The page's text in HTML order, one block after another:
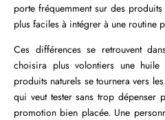
porte fréquemment sur des
plus faciles à intégrer à une routine
Ces différences se retrouvent
choisira plus volontiers une
produits naturels se tournera vers
qui veut tester sans trop dépenser
promotion bien placée. Une